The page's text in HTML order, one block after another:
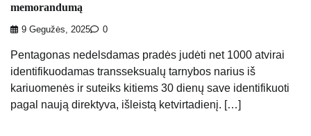
memorandumą
9 Gegužės, 2025 0
Pentagonas nedelsdamas pradės judėti net 1000 atvirai
identifikuodamas transseksualų tarnybos narius iš
kariuomenės ir suteiks kitiems 30 dienų save identifikuoti
pagal naują direktyva, išleistą ketvirtadienį. […]